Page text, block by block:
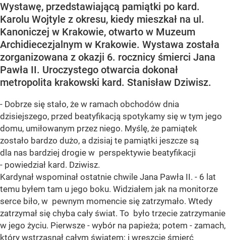
Wystawę, przedstawiającą pamiątki po kard.
Karolu Wojtyle z okresu, kiedy mieszkał na ul.
Kanoniczej w Krakowie, otwarto w Muzeum
Archidiecezjalnym w Krakowie. Wystawa została
zorganizowana z okazji 6. rocznicy śmierci Jana
Pawła II. Uroczystego otwarcia dokonał
metropolita krakowski kard. Stanisław Dziwisz.
- Dobrze się stało, że w ramach obchodów dnia
dzisiejszego, przed beatyfikacją spotykamy się w tym jego
domu, umiłowanym przez niego. Myślę, że pamiątek
zostało bardzo dużo, a dzisiaj te pamiątki jeszcze są
dla nas bardziej drogie w perspektywie beatyfikacji
- powiedział kard. Dziwisz.
Kardynał wspominał ostatnie chwile Jana Pawła II. - 6 lat
temu byłem tam u jego boku. Widziałem jak na monitorze
serce biło, w pewnym momencie się zatrzymało. Wtedy
zatrzymał się chyba cały świat. To było trzecie zatrzymanie
w jego życiu. Pierwsze - wybór na papieża; potem - zamach,
który wstrząsnął całym światem; i wreszcie śmierć